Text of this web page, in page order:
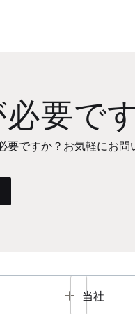
要で
要ですか？お気軽にお問
Toggle
当社